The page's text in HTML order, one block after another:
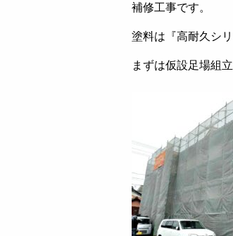
補修工事です。
塗料は『高耐久シ
まずは仮設足場組